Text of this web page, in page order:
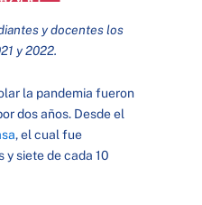
y docentes los
y 2022.
la pandemia fueron
dos años. Desde el
, el cual fue
y siete de cada 10